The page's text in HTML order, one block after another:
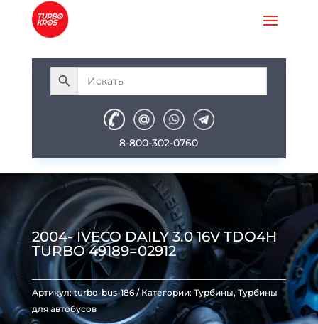
8-800-302-0760
2004- IVECO DAILY 3.0 16V TDO4H
TURBO 49189=02912
Артикул:turbo-bus-186 Категории: Турбины, Турбины
для автобусов